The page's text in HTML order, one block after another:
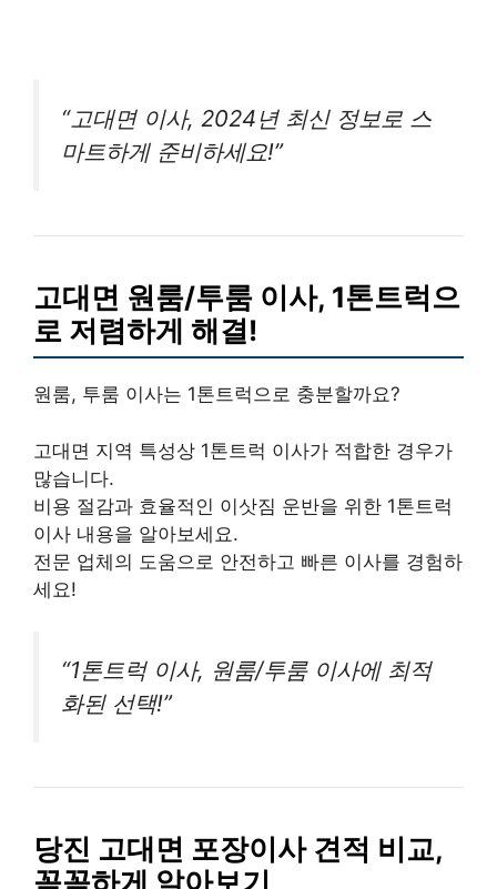
“고대면 이사, 2024년 최신 정보로 스
마트하게 준비하세요!”
고대면 원룸/투룸 이사, 1톤트럭으
로 저렴하게 해결!
원룸, 투룸 이사는 1톤트럭으로 충분할까요?
고대면 지역 특성상 1톤트럭 이사가 적합한 경우가
많습니다.
비용 절감과 효율적인 이삿짐 운반을 위한 1톤트럭
이사 내용을 알아보세요.
전문 업체의 도움으로 안전하고 빠른 이사를 경험하
세요!
“1톤트럭 이사, 원룸/투룸 이사에 최적
화된 선택!”
당진 고대면 포장이사 견적 비교,
꼼꼼하게 알아보기